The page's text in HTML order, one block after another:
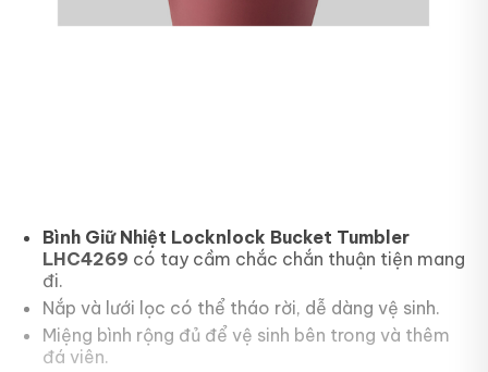
Bình Giữ Nhiệt Locknlock Bucket Tumbler
LHC4269 có tay cầm chắc chắn thuận tiện mang
đi.
Nắp và lưới lọc có thể tháo rời, dễ dàng vệ sinh.
Miệng bình rộng đủ để vệ sinh bên trong và thêm
đá viên.